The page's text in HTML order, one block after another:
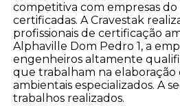
competitiva com empresas do
certificadas. A Cravestak
profissionais de certificação
Alphaville Dom Pedro 1, a
engenheiros altamente
que trabalham na elaboração
ambientais especializados. A
trabalhos realizados.